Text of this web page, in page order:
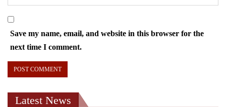
Save my name, email, and website in this browser for the
next time I comment.
Latest News